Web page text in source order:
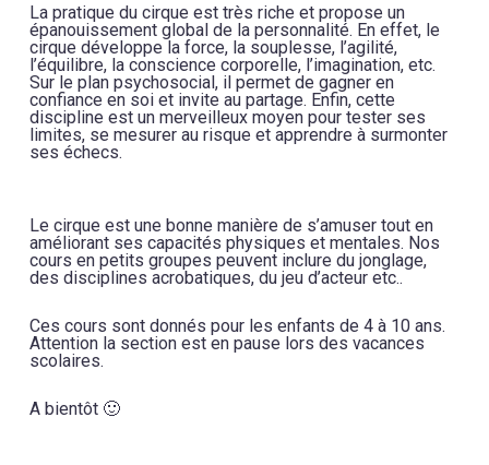
La pratique du cirque est très riche et propose un
épanouissement global de la personnalité. En effet, le
cirque développe la force, la souplesse, l’agilité,
l’équilibre, la conscience corporelle, l’imagination, etc.
Sur le plan psychosocial, il permet de gagner en
confiance en soi et invite au partage. Enfin, cette
discipline est un merveilleux moyen pour tester ses
limites, se mesurer au risque et apprendre à surmonter
ses échecs.
Le cirque est une bonne manière de s’amuser tout en
améliorant ses capacités physiques et mentales. Nos
cours en petits groupes peuvent inclure du jonglage,
des disciplines acrobatiques, du jeu d’acteur etc..
Ces cours sont donnés pour les enfants de 4 à 10 ans.
Attention la section est en pause lors des vacances
scolaires.
A bientôt 🙂